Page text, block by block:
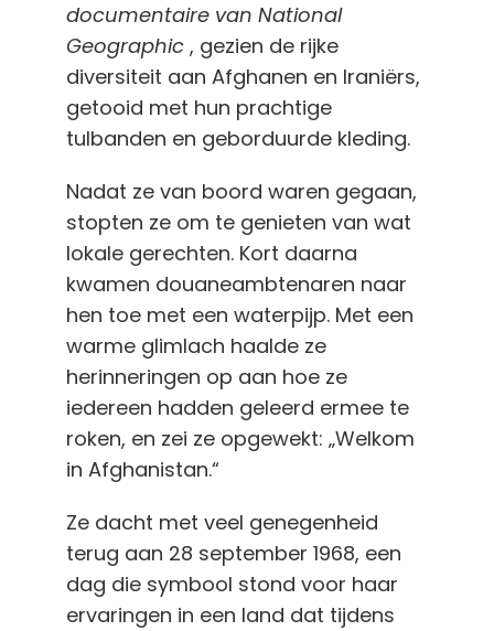
documentaire van National
Geographic , gezien de rijke
diversiteit aan Afghanen en Iraniërs,
getooid met hun prachtige
tulbanden en geborduurde kleding.
Nadat ze van boord waren gegaan,
stopten ze om te genieten van wat
lokale gerechten. Kort daarna
kwamen douaneambtenaren naar
hen toe met een waterpijp. Met een
warme glimlach haalde ze
herinneringen op aan hoe ze
iedereen hadden geleerd ermee te
roken, en zei ze opgewekt: „Welkom
in Afghanistan.“
Ze dacht met veel genegenheid
terug aan 28 september 1968, een
dag die symbool stond voor haar
ervaringen in een land dat tijdens